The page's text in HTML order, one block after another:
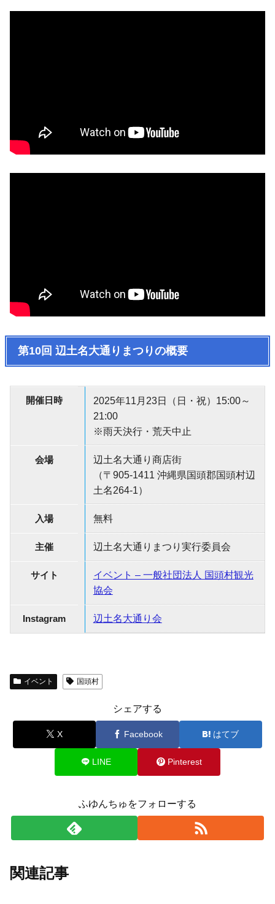
第10回 辺土名大通りまつりの概要
開催日時
2025年11月23日（日・祝）15:00～
21:00
※雨天決行・荒天中止
会場
辺土名大通り商店街
（〒905-1411 沖縄県国頭郡国頭村辺
土名264-1）
入場 無料
主催 辺土名大通りまつり実行委員会
サイト
イベント – 一般社団法人 国頭村観光
協会
Instagram 辺土名大通り会
イベント 国頭村
シェアする
X Facebook はてブ
LINE Pinterest
ふゆんちゅをフォローする
関連記事